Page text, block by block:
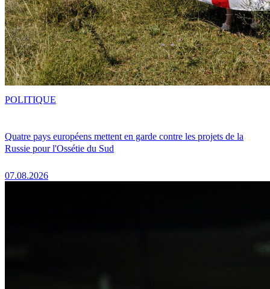
Quatre pays européens mettent en garde contre les projets de la
Russie pour l'Ossétie du Sud
07.08.2026
POLITIQUE